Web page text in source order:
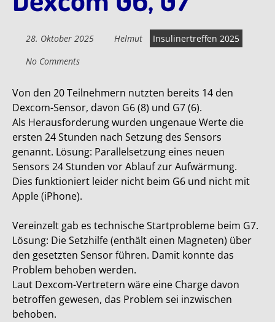
28. Oktober 2025 Helmut
Insulinertreffen 2025
No Comments
Von den 20 Teilnehmern nutzten bereits 14 den
Dexcom-Sensor, davon G6 (8) und G7 (6).
Als Herausforderung wurden ungenaue Werte die
ersten 24 Stunden nach Setzung des Sensors
genannt. Lösung: Parallelsetzung eines neuen
Sensors 24 Stunden vor Ablauf zur Aufwärmung.
Dies funktioniert leider nicht beim G6 und nicht mit
Apple (iPhone).
Vereinzelt gab es technische Startprobleme beim G7.
Lösung: Die Setzhilfe (enthält einen Magneten) über
den gesetzten Sensor führen. Damit konnte das
Problem behoben werden.
Laut Dexcom-Vertretern wäre eine Charge davon
betroffen gewesen, das Problem sei inzwischen
behoben.